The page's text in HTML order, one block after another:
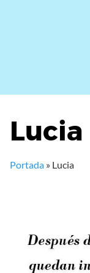
Lucia
Portada » Lucia